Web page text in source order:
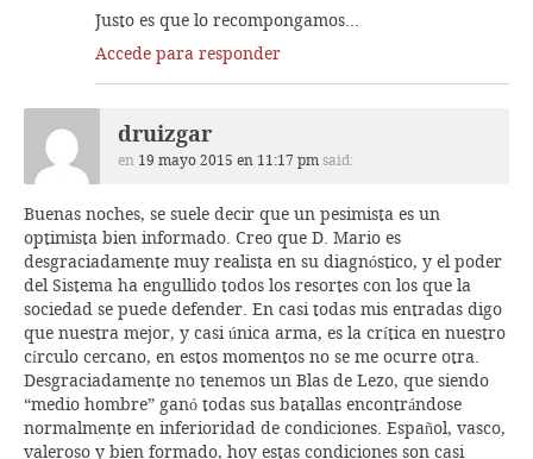
Justo es que lo recompongamos…
Accede para responder
druizgar
en 19 mayo 2015 en 11:17 pm said:
Buenas noches, se suele decir que un pesimista es un
optimista bien informado. Creo que D. Mario es
desgraciadamente muy realista en su diagnóstico, y el poder
del Sistema ha engullido todos los resortes con los que la
sociedad se puede defender. En casi todas mis entradas digo
que nuestra mejor, y casi única arma, es la crítica en nuestro
círculo cercano, en estos momentos no se me ocurre otra.
Desgraciadamente no tenemos un Blas de Lezo, que siendo
“medio hombre” ganó todas sus batallas encontrándose
normalmente en inferioridad de condiciones. Español, vasco,
valeroso y bien formado, hoy estas condiciones son casi